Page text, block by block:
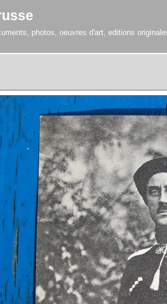
photos, oeuvres d'art, editions